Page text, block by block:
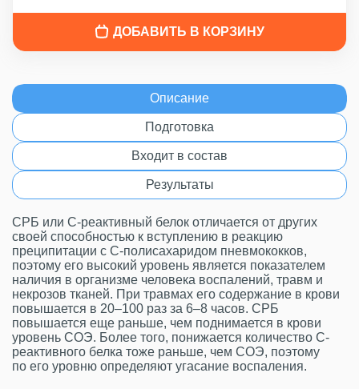
ДОБАВИТЬ В КОРЗИНУ
Описание
Подготовка
Входит в состав
Результаты
СРБ или С-реактивный белок отличается от других
своей способностью к вступлению в реакцию
преципитации с С-полисахаридом пневмококков,
поэтому его высокий уровень является показателем
наличия в организме человека воспалений, травм и
некрозов тканей. При травмах его содержание в крови
повышается в 20–100 раз за 6–8 часов. СРБ
повышается еще раньше, чем поднимается в крови
уровень СОЭ. Более того, понижается количество С-
реактивного белка тоже раньше, чем СОЭ, поэтому
по его уровню определяют угасание воспаления.